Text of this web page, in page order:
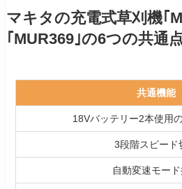
マキタの充電式草刈機｢
｢MUR369｣の6つの共通点
共通機能
18Vバッテリー2本使用
3段階スピード
自動変速モー